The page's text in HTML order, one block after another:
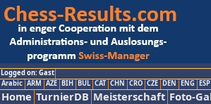
Logged on: Gast
Arabic ARM AZE BIH BUL CAT CHN CRO CZE DEN ENG ESP
Home TurnierDB Meisterschaft Foto-